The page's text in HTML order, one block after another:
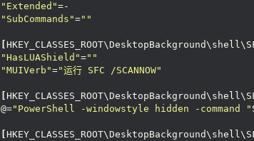
"Extended"=-
"SubCommands"=""
"HasLUAShield"=""
"MUIVerb"="运行 SFC /SCANNOW"
@="PowerShell -windowstyle hidden -command "